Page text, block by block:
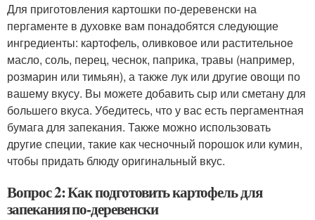
Для приготовления картошки по-деревенски на
пергаменте в духовке вам понадобятся следующие
ингредиенты: картофель, оливковое или растительное
масло, соль, перец, чеснок, паприка, травы (например,
розмарин или тимьян), а также лук или другие овощи по
вашему вкусу. Вы можете добавить сыр или сметану для
большего вкуса. Убедитесь, что у вас есть пергаментная
бумага для запекания. Также можно использовать
другие специи, такие как чесночный порошок или кумин,
чтобы придать блюду оригинальный вкус.
Вопрос 2: Как подготовить картофель для
запекания по-деревенски